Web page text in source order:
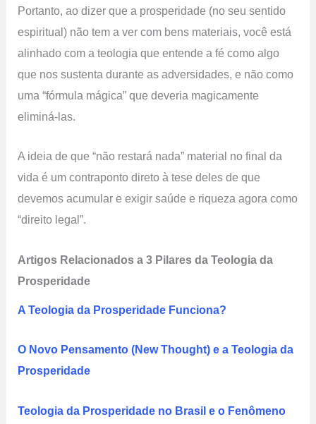
Portanto, ao dizer que a prosperidade (no seu sentido
espiritual) não tem a ver com bens materiais, você está
alinhado com a teologia que entende a fé como algo
que nos sustenta durante as adversidades, e não como
uma “fórmula mágica” que deveria magicamente
eliminá-las.
A ideia de que “não restará nada” material no final da
vida é um contraponto direto à tese deles de que
devemos acumular e exigir saúde e riqueza agora como
“direito legal”.
Artigos Relacionados a 3 Pilares da Teologia da
Prosperidade
A Teologia da Prosperidade Funciona?
O Novo Pensamento (New Thought) e a Teologia da
Prosperidade
Teologia da Prosperidade no Brasil e o Fenômeno